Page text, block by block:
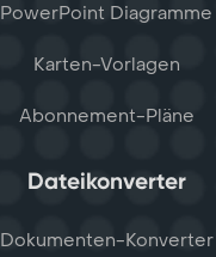
PowerPoint Diagramme
Karten-Vorlagen
Abonnement-Pläne
Dateikonverter
Dokumenten-Konverter